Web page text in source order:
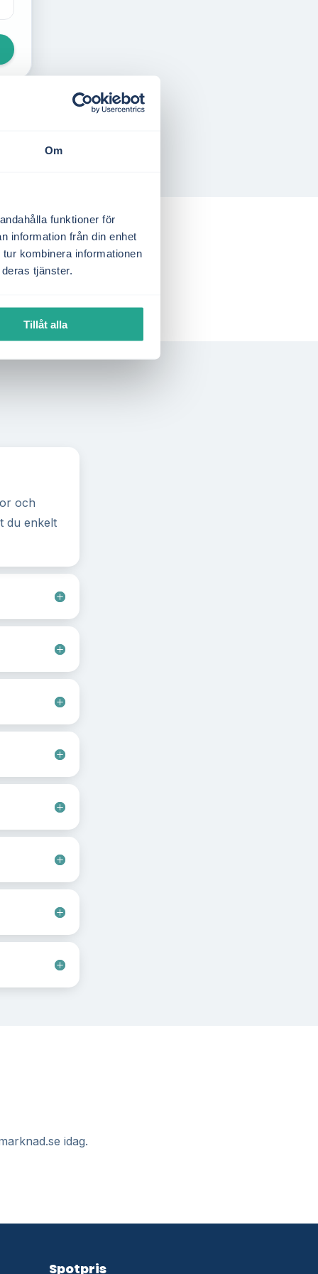
Om
funktioner för
information från din enhet
kombinera informationen
tjänster.
Tillåt alla
och
du enkelt
idag.
Spotpris